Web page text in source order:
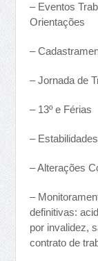
– Eventos
Orientações
–
– Jornada de
– 13º e Férias
– Estabilidades
– Alterações
–
definitivas:
por invalidez,
contrato de